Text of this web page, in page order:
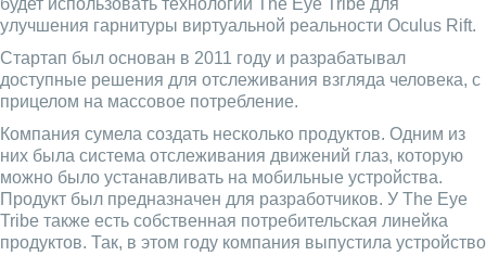
будет использовать технологии The Eye Tribe для
улучшения гарнитуры виртуальной реальности Oculus Rift.
Стартап был основан в 2011 году и разрабатывал
доступные решения для отслеживания взгляда человека, с
прицелом на массовое потребление.
Компания сумела создать несколько продуктов. Одним из
них была система отслеживания движений глаз, которую
можно было устанавливать на мобильные устройства.
Продукт был предназначен для разработчиков. У The Eye
Tribe также есть собственная потребительская линейка
продуктов. Так, в этом году компания выпустила устройство